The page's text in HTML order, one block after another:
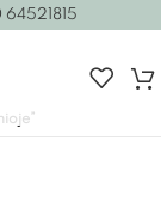
64521815